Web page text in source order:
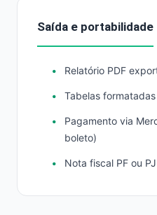
Saída e portabilidade
Relatório PDF
Tabelas
Pagamento via
boleto)
Nota fiscal PF ou